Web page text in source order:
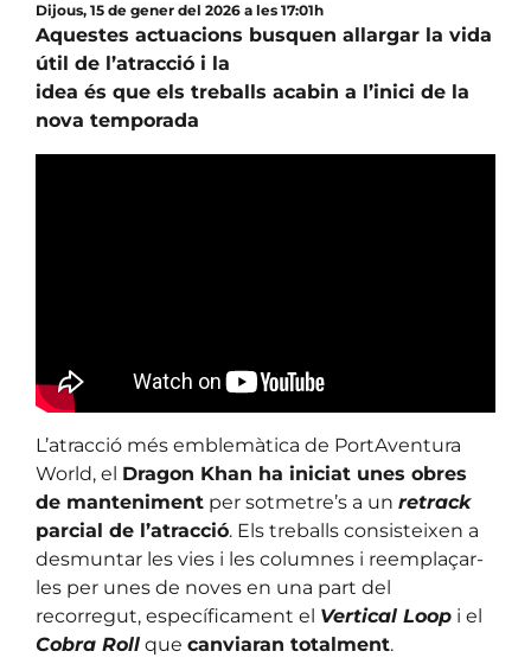
Dijous, 15 de gener del 2026 a les 17:01h
Aquestes actuacions busquen allargar la vida
útil de l’atracció i la
idea és que els treballs acabin a l’inici de la
nova temporada
L’atracció més emblemàtica de PortAventura
World, el Dragon Khan ha iniciat unes obres
de manteniment per sotmetre’s a un retrack
parcial de l’atracció. Els treballs consisteixen a
desmuntar les vies i les columnes i reemplaçar-
les per unes de noves en una part del
recorregut, específicament el Vertical Loop i el
Cobra Roll que canviaran totalment.